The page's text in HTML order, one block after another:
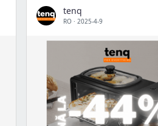
tenq
RO · 2025-4-9